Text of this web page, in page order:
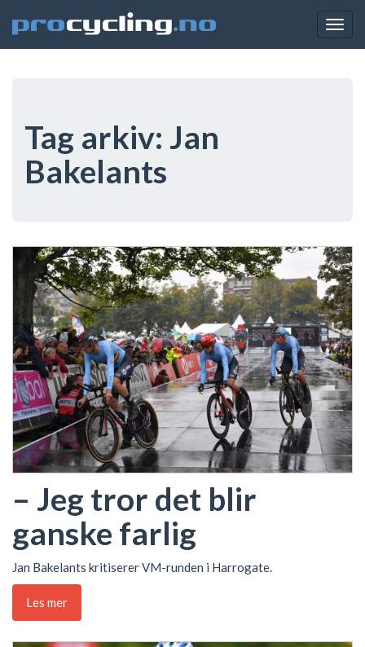
Tag arkiv: Jan
Bakelants
– Jeg tror det blir
ganske farlig
Jan Bakelants kritiserer VM-runden i Harrogate.
Les mer